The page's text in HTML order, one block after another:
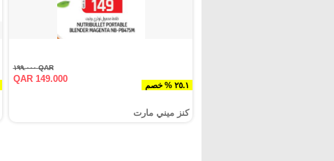
٢٥.١ % خصم
QAR ١٩٩.٠٠٠
QAR 149.000
كنز ميني مارت